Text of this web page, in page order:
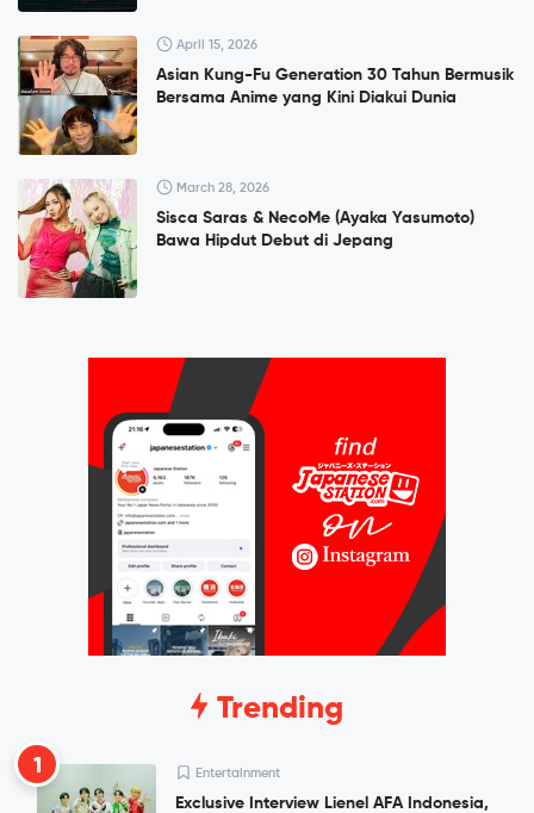
April 15, 2026
Asian Kung-Fu Generation 30 Tahun Bermusik
Bersama Anime yang Kini Diakui Dunia
March 28, 2026
Sisca Saras & NecoMe (Ayaka Yasumoto)
Bawa Hipdut Debut di Jepang
Trending
1 Entertainment
Exclusive Interview Lienel AFA Indonesia,